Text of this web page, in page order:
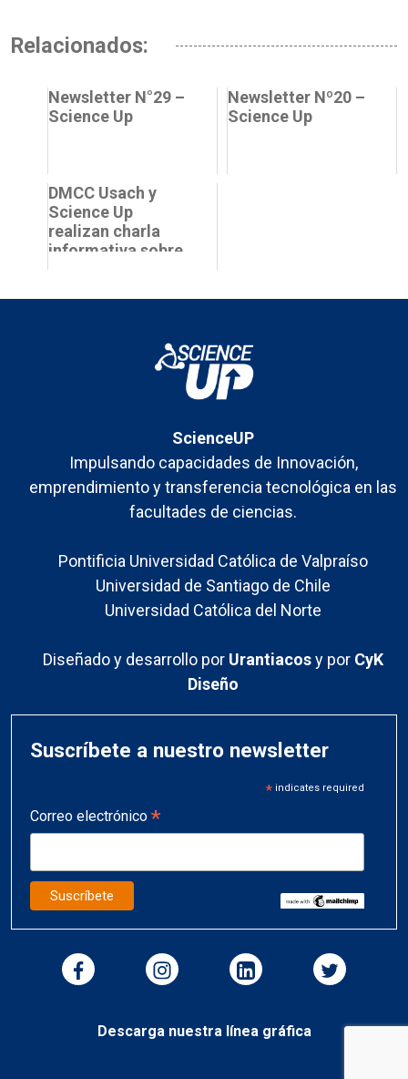
Relacionados:
Newsletter N°29 –
Science Up
Newsletter Nº20 –
Science Up
DMCC Usach y
Science Up
realizan charla
informativa sobre
ScienceUP
Impulsando capacidades de Innovación,
emprendimiento y transferencia tecnológica en las
facultades de ciencias.
Pontificia Universidad Católica de Valpraíso
Universidad de Santiago de Chile
Universidad Católica del Norte
Diseñado y desarrollo por Urantiacosy por CyK
Diseño
Suscríbete a nuestro newsletter
*indicates required
Correo electrónico *
Descarga nuestra línea gráfica